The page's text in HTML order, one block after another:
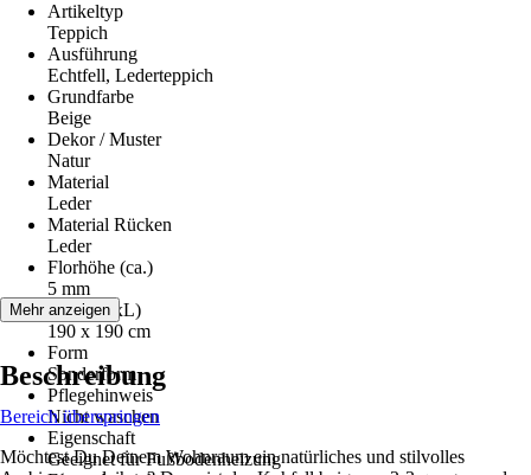
Artikeltyp
Teppich
Ausführung
Echtfell, Lederteppich
Grundfarbe
Beige
Dekor / Muster
Natur
Material
Leder
Material Rücken
Leder
Florhöhe (ca.)
5 mm
Maße (BxL)
190 x 190 cm
Form
Sonderform
Pflegehinweis
Nicht waschen
Eigenschaft
Geeignet für Fußbodenheizung
Mehr anzeigen
Beschreibung
Bereich überspringen
Möchtest Du Deinem Wohnraum ein natürliches und stilvolles